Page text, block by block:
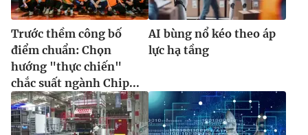
Trước thềm công bố
điểm chuẩn: Chọn
hướng "thực chiến"
chắc suất ngành Chip...
AI bùng nổ kéo theo áp
lực hạ tầng